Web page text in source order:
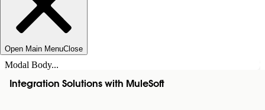
Open Main MenuClose
Modal Body...
Integration Solutions with MuleSoft